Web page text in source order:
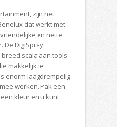
zijn het
dat werkt met
en nette
De DigiSpray
scala aan tools
makkelijk te
enorm laagdrempelig
werken. Pak een
kleur en u kunt